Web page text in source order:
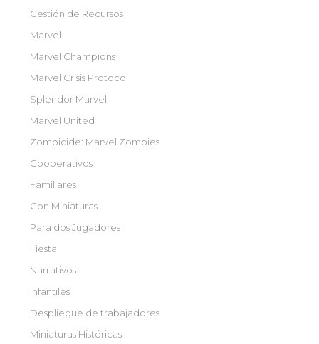
Gestión de Recursos
Marvel
Marvel Champions
Marvel Crisis Protocol
Splendor Marvel
Marvel United
Zombicide: Marvel Zombies
Cooperativos
Familiares
Con Miniaturas
Para dos Jugadores
Fiesta
Narrativos
Infantiles
Despliegue de trabajadores
Miniaturas Históricas